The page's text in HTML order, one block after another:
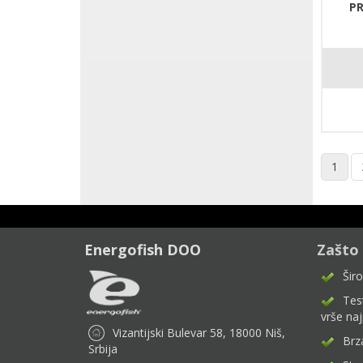
1
Energofish DOO
Vizantijski Bulevar 58, 18000 Niš,
Srbija
Zašto
vrše